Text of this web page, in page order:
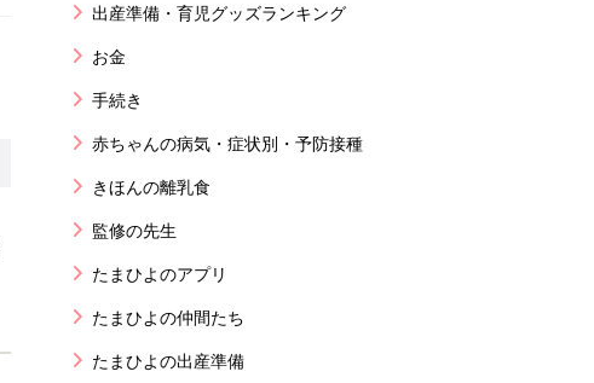
出産準備・育児グッズランキング
お金
手続き
赤ちゃんの病気・症状別・予防接種
きほんの離乳食
監修の先生
たまひよのアプリ
たまひよの仲間たち
たまひよの出産準備